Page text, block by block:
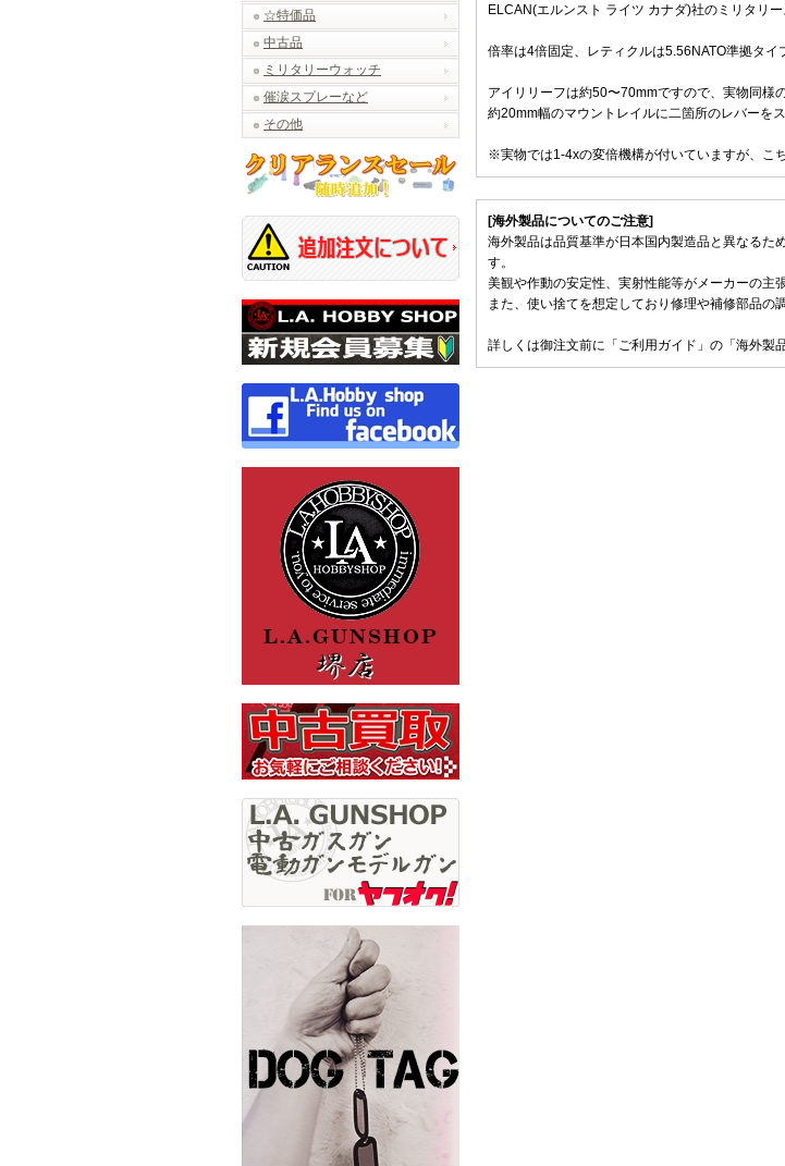
☆特価品
中古品
ミリタリーウォッチ
催涙スプレーなど
その他
ELCAN(エルンスト ライツ カナダ)社のミリタリ
倍率は4倍固定、レティクルは5.56NATO準拠タイ
アイリリーフは約50〜70mmですので、実物同様
約20mm幅のマウントレイルに二箇所のレバーを
※実物では1-4xの変倍機構が付いていますが、こ
[海外製品についてのご注意]
海外製品は品質基準が日本国内製造品と異なるた
す。
美観や作動の安定性、実射性能等がメーカーの主
また、使い捨てを想定しており修理や補修部品の
詳しくは御注文前に「ご利用ガイド」の「海外製